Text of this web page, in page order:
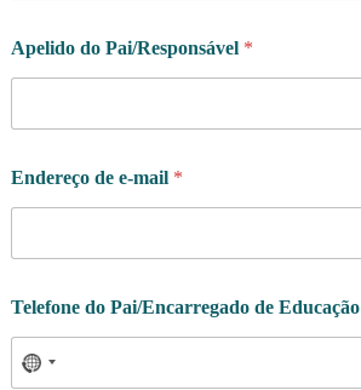
Apelido do Pai/Responsável *
Endereço de e-mail *
Telefone do Pai/Encarregado de Educação